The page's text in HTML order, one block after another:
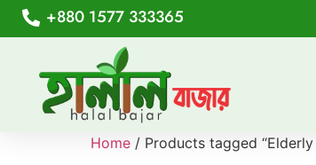
+880 1577 333365
Home / Products tagged “Elderly